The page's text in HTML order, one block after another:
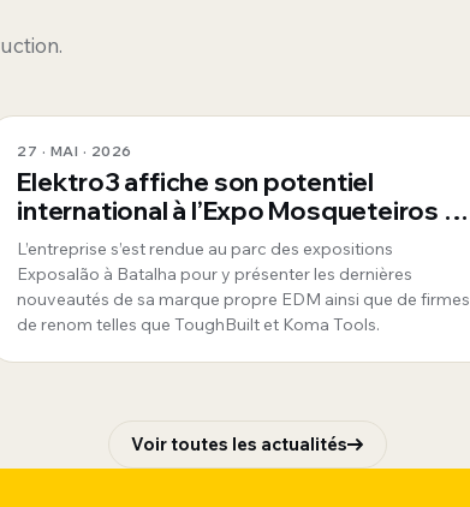
27 · MAI · 2026
Elektro3 affiche son potentiel
international à l’Expo Mosqueteiros au
Portugal
L’entreprise s’est rendue au parc des expositions
Exposalão à Batalha pour y présenter les dernières
nouveautés de sa marque propre EDM ainsi que de firmes
de renom telles que ToughBuilt et Koma Tools.
Voir toutes les actualités